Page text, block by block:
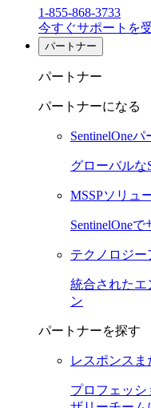
1-855-868-3733
今すぐサポートを
パートナー
パートナー
パートナーになる
SentinelOne
グローバルな
MSSPソリュ
SentinelOne
テクノロジ
統合されたエ
ン
パートナーを探す
レスポンス
プロフェッシ